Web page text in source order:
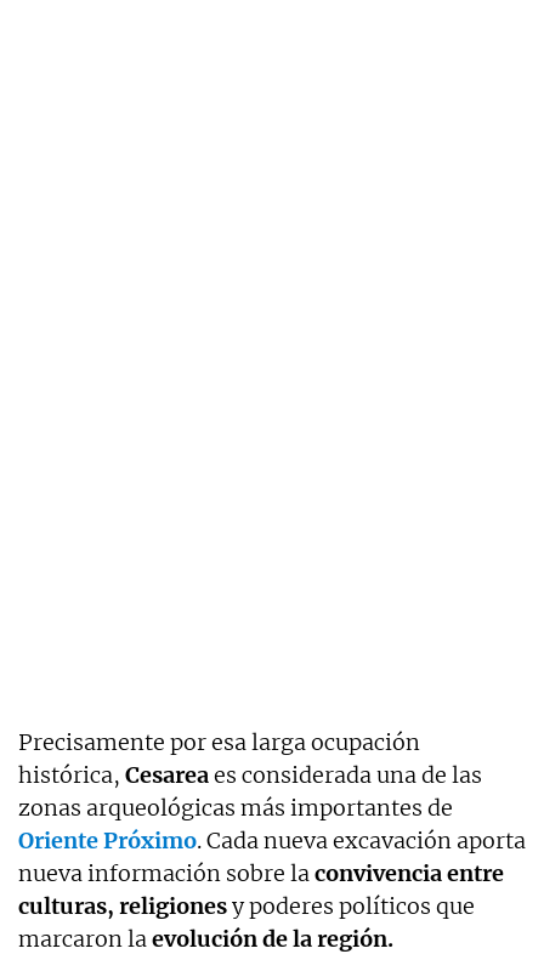
Precisamente por esa larga ocupación
histórica, Cesareaes considerada una de las
zonas arqueológicas más importantes de
Oriente Próximo. Cada nueva excavación aporta
nueva información sobre laconvivencia entre
culturas, religionesy poderes políticos que
marcaron laevolución de la región.